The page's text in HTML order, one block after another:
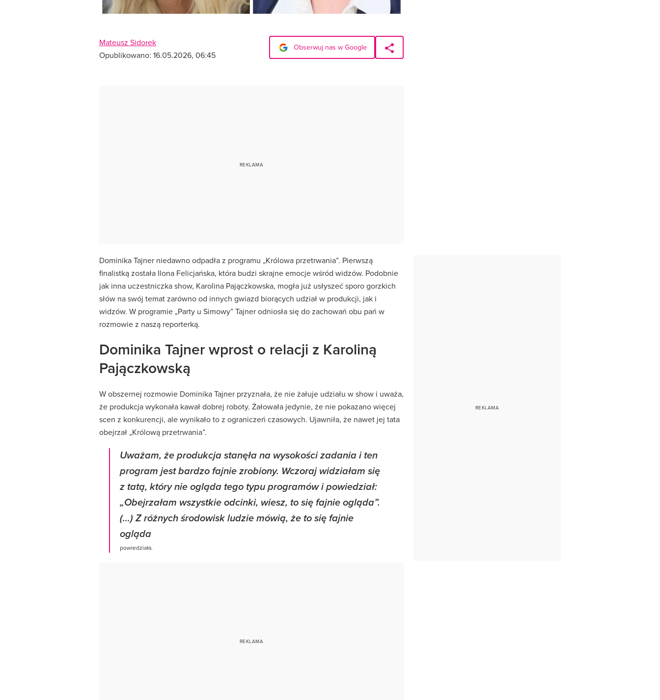
Mateusz Sidorek
Opublikowano: 16.05.2026, 06:45
Obserwuj nas w Google
Dominika Tajner niedawno odpadła z programu „Królowa przetrwania”. Pierwszą
finalistką została Ilona Felicjańska, która budzi skrajne emocje wśród widzów. Podobnie
jak inna uczestniczka show, Karolina Pajączkowska, mogła już usłyszeć sporo gorzkich
słów na swój temat zarówno od innych gwiazd biorących udział w produkcji, jak i
widzów. W programie „Party u Simowy” Tajner odniosła się do zachowań obu pań w
rozmowie z naszą reporterką.
Dominika Tajner wprost o relacji z Karoliną
Pajączkowską
W obszernej rozmowie Dominika Tajner przyznała, że nie żałuje udziału w show i uważa,
że produkcja wykonała kawał dobrej roboty. Żałowała jedynie, że nie pokazano więcej
scen z konkurencji, ale wynikało to z ograniczeń czasowych. Ujawniła, że nawet jej tata
obejrzał „Królową przetrwania”.
Uważam, że produkcja stanęła na wysokości zadania i ten
program jest bardzo fajnie zrobiony. Wczoraj widziałam się
z tatą, który nie ogląda tego typu programów i powiedział:
„Obejrzałam wszystkie odcinki, wiesz, to się fajnie ogląda”.
(…) Z różnych środowisk ludzie mówią, że to się fajnie
ogląda
powiedziała.